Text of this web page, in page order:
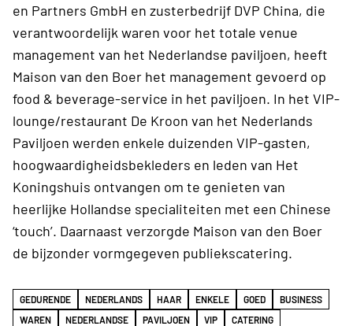
en Partners GmbH en zusterbedrijf DVP China, die
verantwoordelijk waren voor het totale venue
management van het Nederlandse paviljoen, heeft
Maison van den Boer het management gevoerd op
food & beverage-service in het paviljoen. In het VIP-
lounge/restaurant De Kroon van het Nederlands
Paviljoen werden enkele duizenden VIP-gasten,
hoogwaardigheidsbekleders en leden van Het
Koningshuis ontvangen om te genieten van
heerlijke Hollandse specialiteiten met een Chinese
‘touch’. Daarnaast verzorgde Maison van den Boer
de bijzonder vormgegeven publiekscatering.
GEDURENDE NEDERLANDS HAAR ENKELE GOED
BUSINESS
WAREN
NEDERLANDSE PAVILJOEN VIP
CATERING